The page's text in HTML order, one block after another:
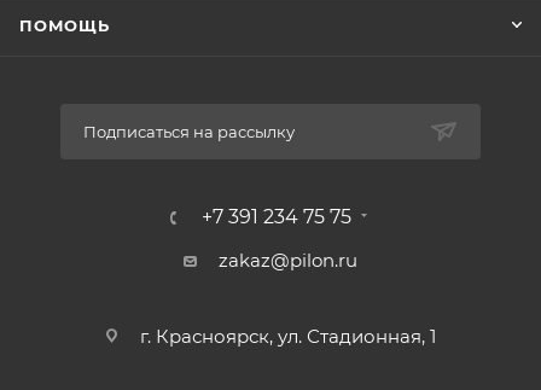
ПОМОЩЬ
Подписаться на рассылку
+7 391 234 75 75
zakaz@pilon.ru
г. Красноярск, ул. Стадионная, 1